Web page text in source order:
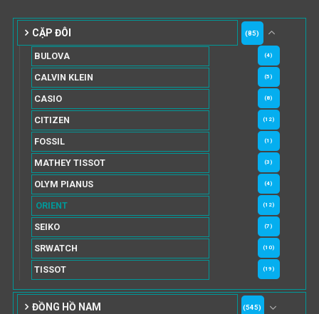
CẶP ĐÔI (85)
BULOVA (4)
CALVIN KLEIN (5)
CASIO (8)
CITIZEN (12)
FOSSIL (1)
MATHEY TISSOT (3)
OLYM PIANUS (4)
ORIENT (12)
SEIKO (7)
SRWATCH (10)
TISSOT (19)
ĐỒNG HỒ NAM (545)